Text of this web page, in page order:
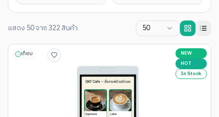
แสดง 50จาก 322 สินค้า 50
เทียบ
NEW
HOT
In Stock